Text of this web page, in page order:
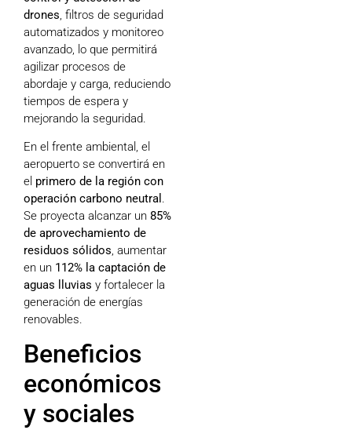
drones , filtros de seguridad
automatizados y monitoreo
avanzado, lo que permitirá
agilizar procesos de
abordaje y carga, reduciendo
tiempos de espera y
mejorando la seguridad.
En el frente ambiental, el
aeropuerto se convertirá en
el primero de la región con
operación carbono neutral .
Se proyecta alcanzar un 85%
de aprovechamiento de
residuos sólidos, aumentar
en un 112% la captación de
aguas lluvias y fortalecer la
generación de energías
renovables.
Beneficios
económicos
y sociales